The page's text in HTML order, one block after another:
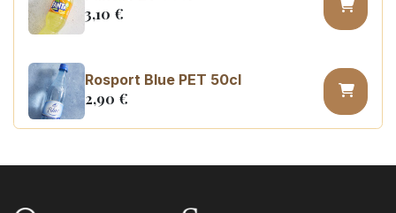
3,10 €
Rosport Blue PET 50cl
2,90 €